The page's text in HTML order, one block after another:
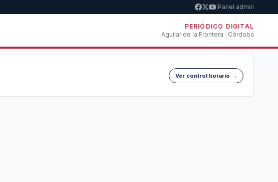
Panel admin
PERIÓDICO DIGITAL
Aguilar de la Frontera · Córdoba
Ver control horario →